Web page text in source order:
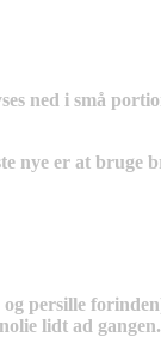
ned i små
nye er at bruge
persille
lidt ad gangen.